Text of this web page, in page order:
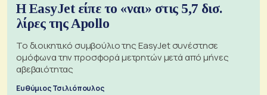
Η EasyJet είπε το «ναι» στις 5,7 δισ.
λίρες της Apollo
Το διοικητικό συμβούλιο της EasyJet συνέστησε
ομόφωνα την προσφορά μετρητών μετά από μήνες
αβεβαιότητας
Ευθύμιος Τσιλιόπουλος